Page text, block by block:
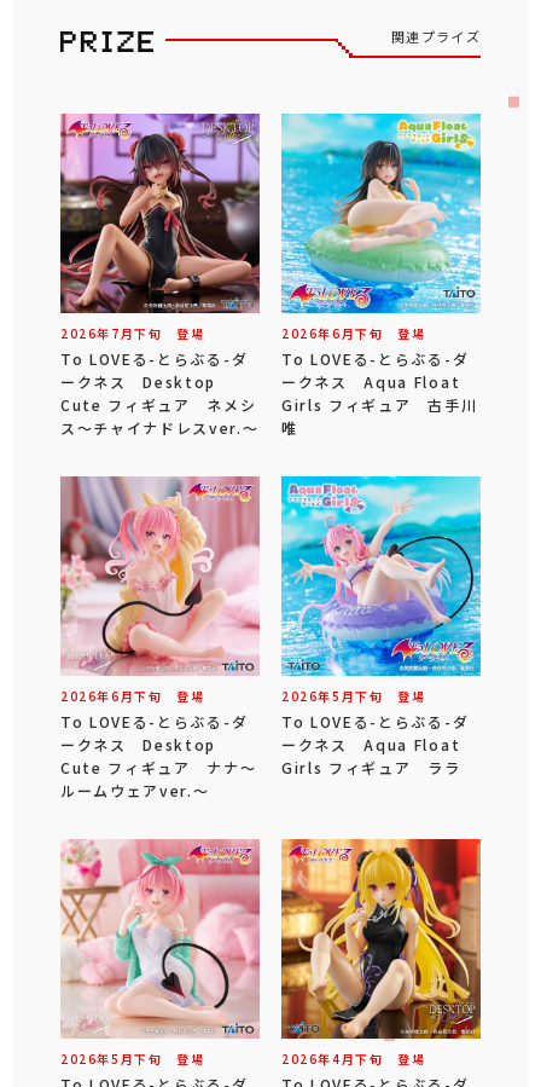
関連プライズ
2026年 7 月下旬 登場
To LOVEる-とらぶる-ダ
ークネス Desktop
Cute フィギュア ネメシ
ス～チャイナドレスver.～
2026年6 月下旬 登場
To LOVEる-とらぶる-ダ
ークネス Aqua Float
Girls フィギュア 古手川
唯
2026年6 月下旬 登場
To LOVEる-とらぶる-ダ
ークネス Desktop
Cute フィギュア ナナ～
ルームウェアver.～
2026年5 月下旬 登場
To LOVEる-とらぶる-ダ
ークネス Aqua Float
Girls フィギュア ララ
2026年5 月下旬 登場 2026年4 月下旬 登場